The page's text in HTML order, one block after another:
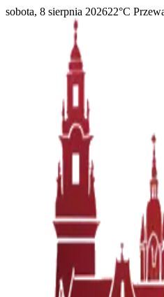
sobota, 8 sierpnia 202622°C